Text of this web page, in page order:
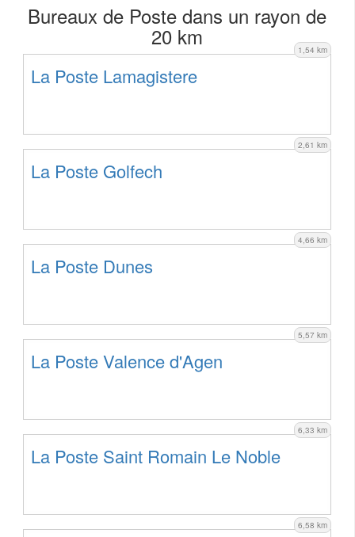
Bureaux de Poste dans un rayon de
20 km 1,54 km
La Poste Lamagistere
2,61 km
La Poste Golfech
4,66 km
La Poste Dunes
5,57 km
La Poste Valence d'Agen
6,33 km
La Poste Saint Romain Le Noble
6,58 km